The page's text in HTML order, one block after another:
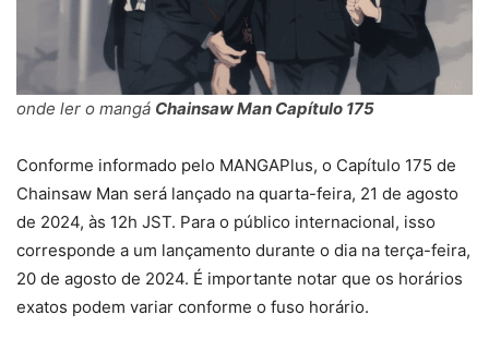
onde ler o mangá Chainsaw Man Capítulo 175
Conforme informado pelo MANGAPlus, o Capítulo 175 de
Chainsaw Man será lançado na quarta-feira, 21 de agosto
de 2024, às 12h JST. Para o público internacional, isso
corresponde a um lançamento durante o dia na terça-feira,
20 de agosto de 2024. É importante notar que os horários
exatos podem variar conforme o fuso horário.